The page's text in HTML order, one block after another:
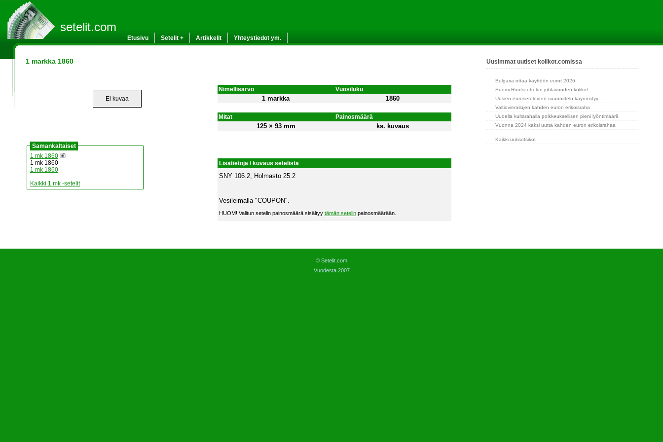
setelit.com
Etusivu Setelit + Artikkelit Yhteystiedot ym.
1 markka 1860
Ei kuvaa
Samankaltaiset
1 mk 1860
1 mk 1860
1 mk 1860
Kaikki 1 mk -setelit
Nimellisarvo Vuosiluku
1 markka 1860
Mitat Painosmäärä
125 × 93 mm ks. kuvaus
Lisätietoja / kuvaus setelistä
SNY 106.2, Holmasto 25.2
Vesileimalla "COUPON".
HUOM! Valitun setelin painosmäärä sisältyy tämän setelinpainosmäärään.
Uusimmat uutiset kolikot.comissa
Bulgaria ottaa käyttöön eurot 2026
Suomi-Ruotsi-ottelun juhlavuoden kolikot
Uusien euroseteleiden suunnittelu käynnistyy
Valtiovierailujen kahden euron erikoisraha
Uudella kultarahalla poikkeuksellisen pieni lyöntimäärä
Vuonna 2024 kaksi uutta kahden euron erikoisrahaa
Kaikki uutisotsikot
© Setelit.com
Vuodesta 2007